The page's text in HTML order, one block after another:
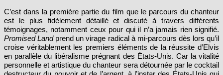
C’est dans la première partie du film que le parcours du chanteur
est le plus fidèlement détaillé et discuté à travers différents
témoignages, notamment ceux pour qui il n’a jamais rien signifié.
Promised Landprend un virage radical à mi-parcours dès lors qu’il
croise véritablement les premiers éléments de la réussite d’Elvis
en parallèle du libéralisme prégnant des États-Unis. Car la vitalité
personnelle et artistique du chanteur sera détournée par le cocktail